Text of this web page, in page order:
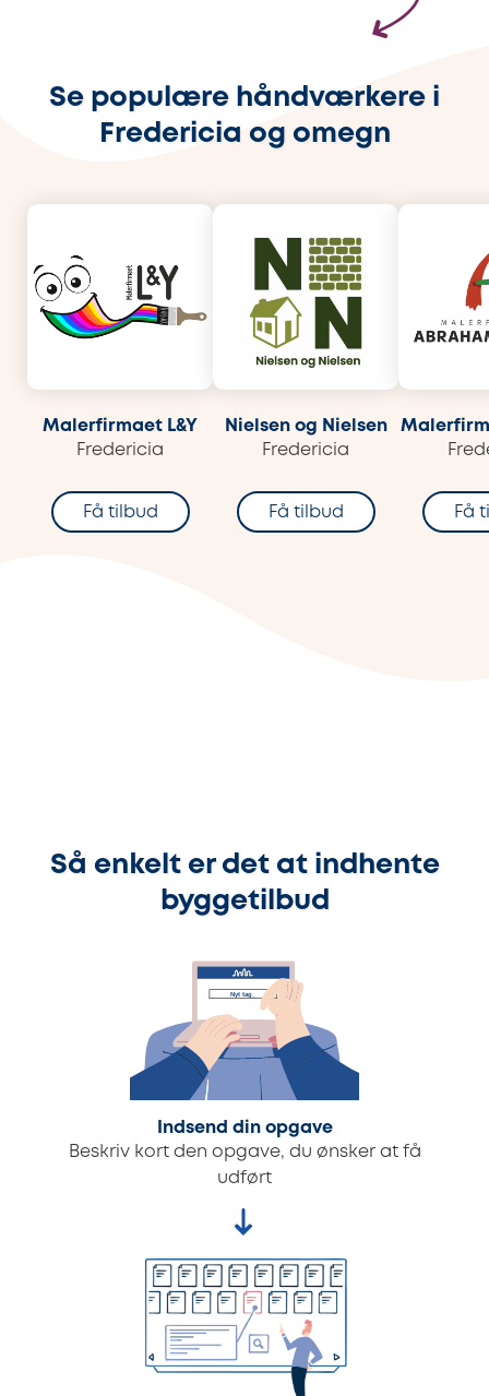
Se populære håndværkere i
Fredericia og omegn
Malerfirmaet L&Y
Fredericia
Få tilbud
Nielsen og Nielsen
Fredericia
Få tilbud Få
Så enkelt er det at indhente
byggetilbud
Indsend din opgave
Beskriv kort den opgave, du ønsker at få
udført